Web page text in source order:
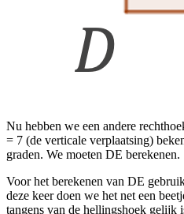
Nu hebben we een andere
= 7 (de verticale verplaatsing)
graden. We moeten DE berekenen.
Voor het berekenen van DE
deze keer doen we het net een
tangens van de hellingshoek gelijk